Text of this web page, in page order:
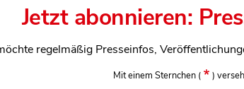
Jetzt abonnieren:
regelmäßig Presseinfos,
Mit einem Sternchen ( )